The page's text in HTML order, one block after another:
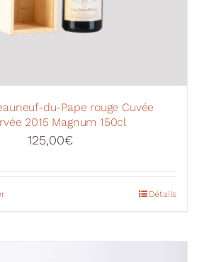
du-Pape rouge Cuvée
2015 Magnum 150cl
125,00€
Détails